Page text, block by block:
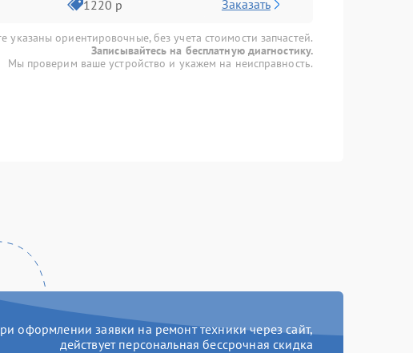
1220 р Заказать
указаны ориентировочные, без учета стоимости запчастей.
Записывайтесь на бесплатную диагностику.
Мы проверим ваше устройство и укажем на неисправность.
оформлении заявки на ремонт техники через сайт,
действует персональная бессрочная скидка